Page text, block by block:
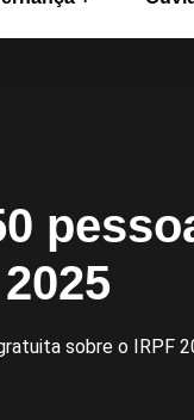
sobre o IRPF